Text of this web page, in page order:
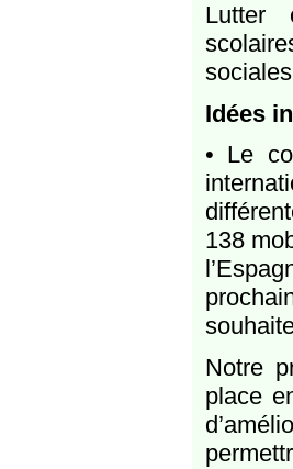
Lutter
Idées
• Le
138
Notre
place